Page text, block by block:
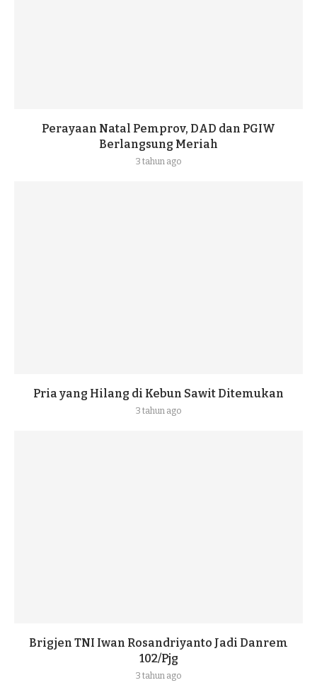
Perayaan Natal Pemprov, DAD dan PGIW
Berlangsung Meriah
3 tahun ago
Pria yang Hilang di Kebun Sawit Ditemukan
3 tahun ago
Brigjen TNI Iwan Rosandriyanto Jadi Danrem
102/Pjg
3 tahun ago